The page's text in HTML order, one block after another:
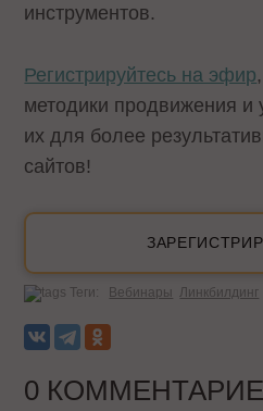
инструментов.
Регистрируйтесь на эфир
методики продвижения и
их для более
сайтов!
Теги: Вебинары Линкбилдинг
0